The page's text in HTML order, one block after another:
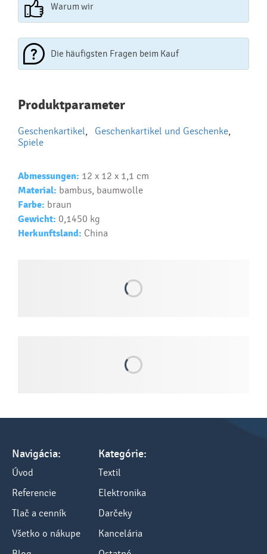
Warum wir
Die häufigsten Fragen beim Kauf
Najčastejšie otázky pri nákupe
reklamných predmetov
Ako realizujete potlač na reklamné premedy?
Text...
Produktparameter
Geschenkartikel Geschenkartikel und Geschenke
Spiele
Abmessungen: 12 x 12 x 1,1 cm
Material: bambus, baumwolle
Farbe: braun
Gewicht: 0,1450 kg
Herkunftsland: China
Navigácia:
Úvod
Referencie
Tlač a cenník
Všetko o nákupe
Kategórie:
Textil
Elektronika
Darčeky
Kancelária